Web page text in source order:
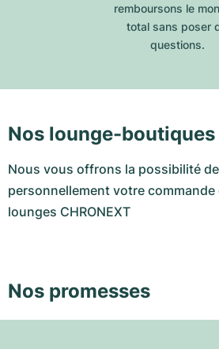
remboursons le
total sans poser
questions.
Nos lounge-boutiques
Nous vous offrons la possibilité
personnellement votre commande
lounges CHRONEXT
Nos promesses